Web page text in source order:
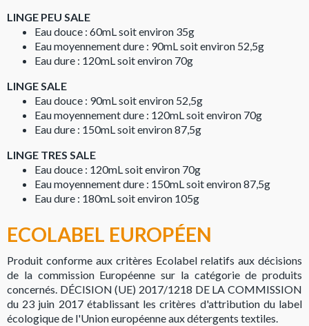
LINGE PEU SALE
Eau douce : 60mL soit environ 35g
Eau moyennement dure : 90mL soit environ 52,5g
Eau dure : 120mL soit environ 70g
LINGE SALE
Eau douce : 90mL soit environ 52,5g
Eau moyennement dure : 120mL soit environ 70g
Eau dure : 150mL soit environ 87,5g
LINGE TRES SALE
Eau douce : 120mL soit environ 70g
Eau moyennement dure : 150mL soit environ 87,5g
Eau dure : 180mL soit environ 105g
ECOLABEL EUROPÉEN
Produit conforme aux critères Ecolabel relatifs aux décisions
de la commission Européenne sur la catégorie de produits
concernés. DÉCISION (UE) 2017/1218 DE LA COMMISSION
du 23 juin 2017 établissant les critères d'attribution du label
écologique de l'Union européenne aux détergents textiles.